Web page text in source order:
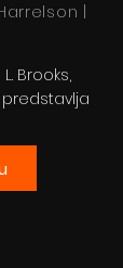
|
Brooks,